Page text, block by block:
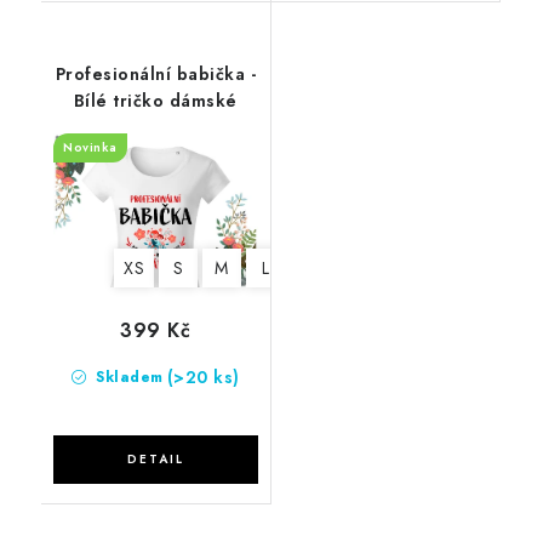
Profesionální babička -
Bílé tričko dámské
Novinka
XS S M L
Skladem (>20 ks)
399 Kč